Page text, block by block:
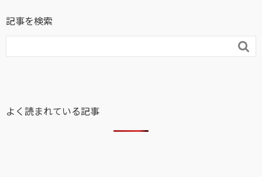
記事を検索

よく読まれている記事